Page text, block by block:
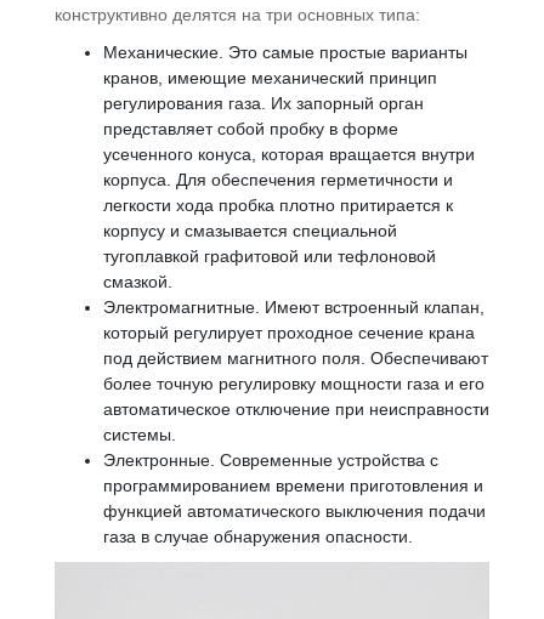
конструктивно делятся на три основных типа:
Механические. Это самые простые варианты
кранов, имеющие механический принцип
регулирования газа. Их запорный орган
представляет собой пробку в форме
усеченного конуса, которая вращается внутри
корпуса. Для обеспечения герметичности и
легкости хода пробка плотно притирается к
корпусу и смазывается специальной
тугоплавкой графитовой или тефлоновой
смазкой.
Электромагнитные. Имеют встроенный клапан,
который регулирует проходное сечение крана
под действием магнитного поля. Обеспечивают
более точную регулировку мощности газа и его
автоматическое отключение при неисправности
системы.
Электронные. Современные устройства с
программированием времени приготовления и
функцией автоматического выключения подачи
газа в случае обнаружения опасности.